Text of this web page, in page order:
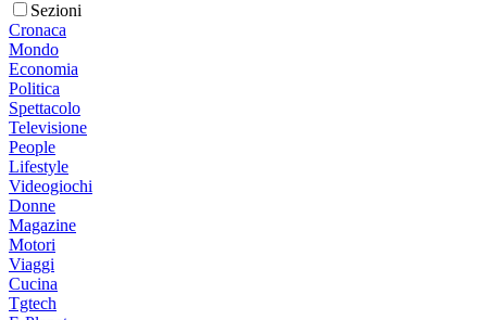
Sezioni
Cronaca
Mondo
Economia
Politica
Spettacolo
Televisione
People
Lifestyle
Videogiochi
Donne
Magazine
Motori
Viaggi
Cucina
Tgtech